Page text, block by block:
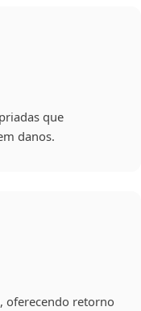
que
danos.
oferecendo retorno